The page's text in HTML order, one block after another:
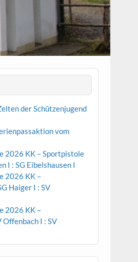
der Schützenjugend
vom
2026 KK – Sportpistole
I : SG Eibelshausen I
2026 KK –
Haiger I : SV
2026 KK –
Offenbach I : SV